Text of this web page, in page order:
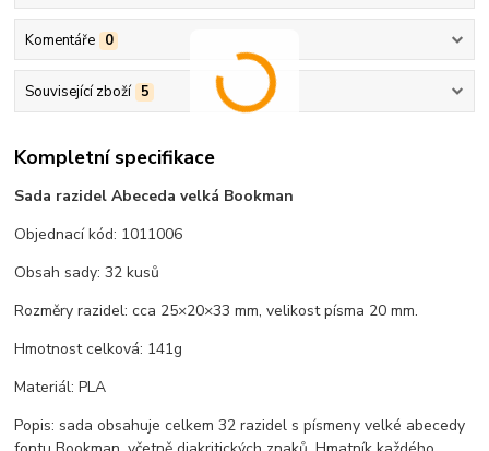
Komentáře 0
Související zboží 5
Kompletní specifikace
Sada razidel Abeceda velká Bookman
Objednací kód: 1011006
Obsah sady: 32 kusů
Rozměry razidel: cca 25×20×33 mm, velikost písma 20 mm.
Hmotnost celková: 141g
Materiál: PLA
Popis: sada obsahuje celkem 32 razidel s písmeny velké abecedy